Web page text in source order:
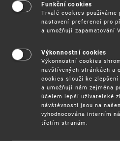
Vynálezy / Patenty
Užitnévzory
Ochrannéznámky
Funkční cookies
Trvalé cookies používáme
nastavení preferencí pro
a umožňují zapamatování
Výkonnostní cookies
Výkonnostní cookies
navštívených stránkách a
cookies slouží ke
a umožňují nám zejména
účelem lepší uživatelské
návštěvnosti jsou na
vyhodnocována interním
třetím stranám.